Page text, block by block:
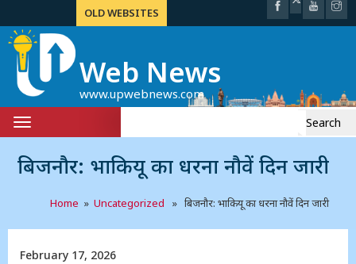
OLD WEBSITES
Web News
www.upwebnews.com
Toggle
navigation
बिजनौर: भाकियू का धरना नौवें दिन जारी
Home » Uncategorized » बिजनौर: भाकियू का धरना नौवें दिन जारी
February 17, 2026